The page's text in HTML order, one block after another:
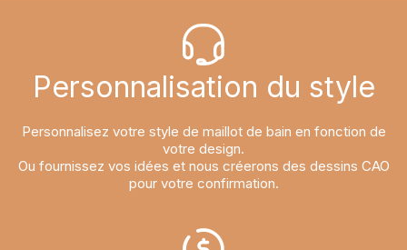
Personnalisation du style​​​​​​​
Personnalisez votre style de maillot de bain en fonction de
votre design.
Ou fournissez vos idées et nous créerons des dessins CAO
pour votre confirmation.